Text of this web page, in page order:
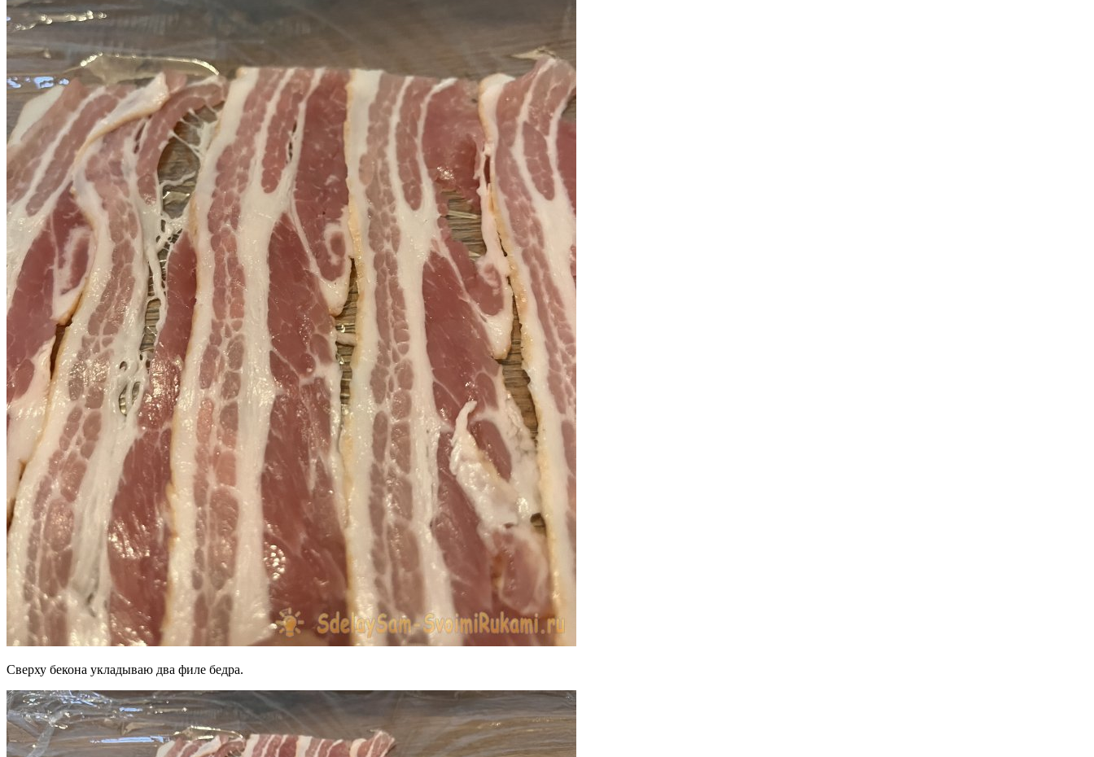
Сверху бекона укладываю два филе бедра.